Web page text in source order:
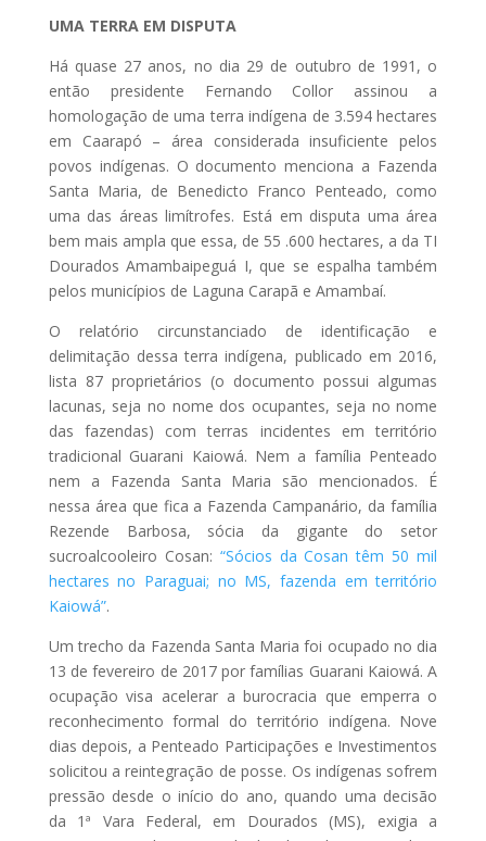
UMA TERRA EM DISPUTA
Há quase 27 anos, no dia 29 de outubro de 1991, o
então presidente Fernando Collor assinou a
homologação de uma terra indígena de 3.594 hectares
em Caarapó – área considerada insuficiente pelos
povos indígenas. O documento menciona a Fazenda
Santa Maria, de Benedicto Franco Penteado, como
uma das áreas limítrofes. Está em disputa uma área
bem mais ampla que essa, de 55 .600 hectares, a da TI
Dourados Amambaipeguá I, que se espalha também
pelos municípios de Laguna Carapã e Amambaí.
O relatório circunstanciado de identificação e
delimitação dessa terra indígena, publicado em 2016,
lista 87 proprietários (o documento possui algumas
lacunas, seja no nome dos ocupantes, seja no nome
das fazendas) com terras incidentes em território
tradicional Guarani Kaiowá. Nem a família Penteado
nem a Fazenda Santa Maria são mencionados. É
nessa área que fica a Fazenda Campanário, da família
Rezende Barbosa, sócia da gigante do setor
sucroalcooleiro Cosan: “Sócios da Cosan têm 50 mil
hectares no Paraguai; no MS, fazenda em território
Kaiowá”.
Um trecho da Fazenda Santa Maria foi ocupado no dia
13 de fevereiro de 2017 por famílias Guarani Kaiowá. A
ocupação visa acelerar a burocracia que emperra o
reconhecimento formal do território indígena. Nove
dias depois, a Penteado Participações e Investimentos
solicitou a reintegração de posse. Os indígenas sofrem
pressão desde o início do ano, quando uma decisão
da 1ª Vara Federal, em Dourados (MS), exigia a